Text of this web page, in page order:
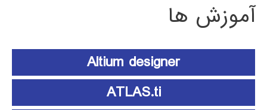
آموزش ها
Altium designer
ATLAS.ti